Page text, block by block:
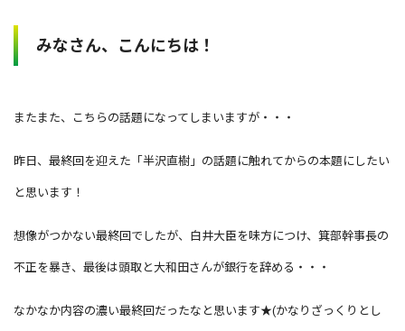
みなさん、こんにちは！
またまた、こちらの話題になってしまいますが・・・
昨日、最終回を迎えた「半沢直樹」の話題に触れてからの本題にしたい
と思います！
想像がつかない最終回でしたが、白井大臣を味方につけ、箕部幹事長の
不正を暴き、最後は頭取と大和田さんが銀行を辞める・・・
なかなか内容の濃い最終回だったなと思います★(かなりざっくりとし